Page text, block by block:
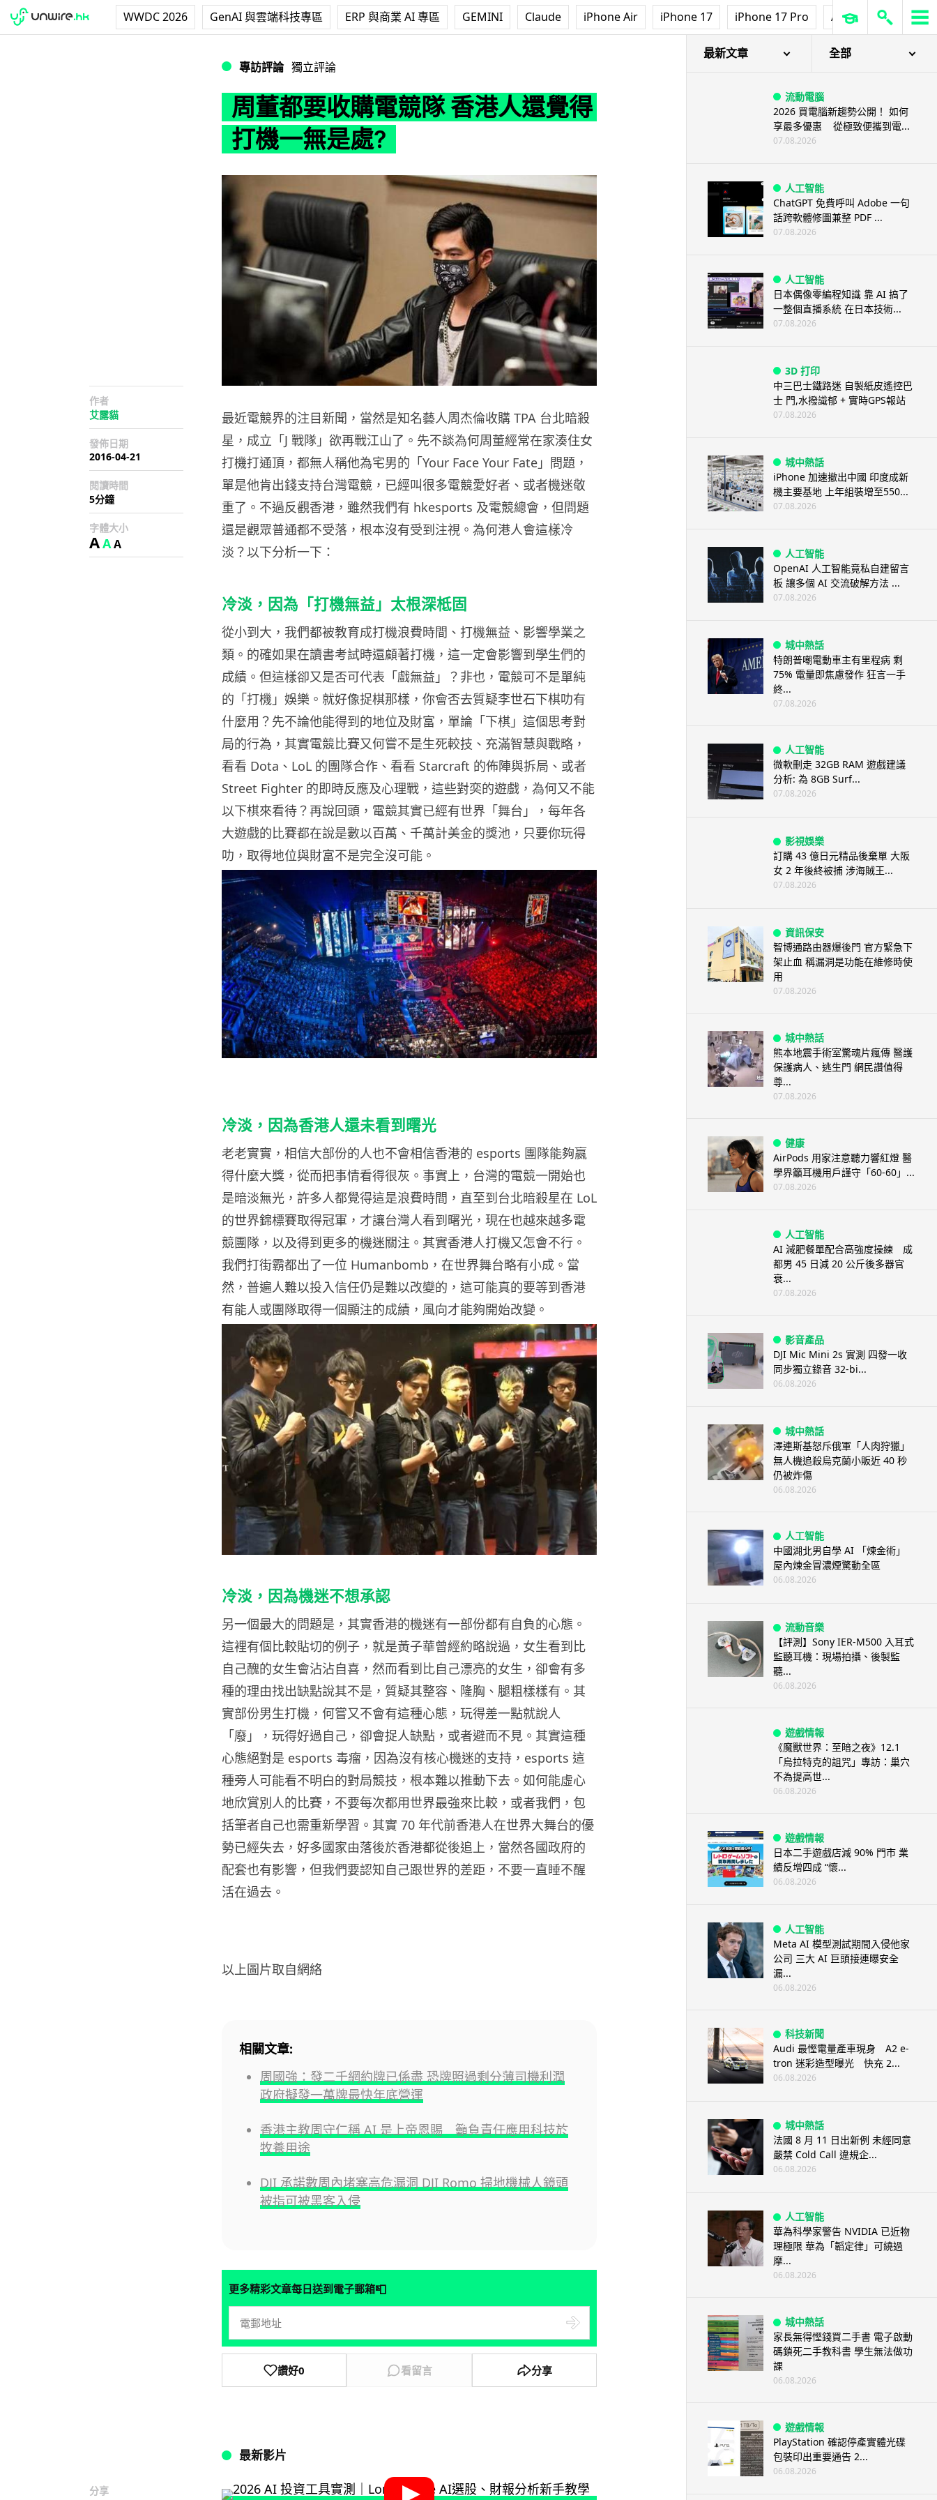
WWDC 2026 GenAI 與雲端科技專區 ERP 與商業 AI 專區 GEMINI Claude iPhone Air iPhone 17 iPhone 17 Pro AirPods Pro 3
專訪評論 獨立評論
周董都要收購電競隊 香港人還覺得
打機一無是處?
作者
艾露貓
發佈日期
2016-04-21
閱讀時間
5分鐘
字體大小
AAA
分享
最近電競界的注目新聞，當然是知名藝人周杰倫收購 TPA 台北暗殺
星，成立「J 戰隊」欲再戰江山了。先不談為何周董經常在家湊住女
打機打通頂，都無人稱他為宅男的「Your Face Your Fate」問題，
單是他肯出錢支持台灣電競，已經叫很多電競愛好者、或者機迷敬
重了。不過反觀香港，雖然我們有 hkesports 及電競總會，但問題
還是觀眾普通都不受落，根本沒有受到注視。為何港人會這樣冷
淡？以下分析一下：
冷淡，因為「打機無益」太根深柢固
從小到大，我們都被教育成打機浪費時間、打機無益、影響學業之
類。的確如果在讀書考試時還顧著打機，這一定會影響到學生們的
成績。但這樣卻又是否可代表「戲無益」？非也，電競可不是單純
的「打機」娛樂。就好像捉棋那樣，你會否去質疑李世石下棋叻有
什麼用？先不論他能得到的地位及財富，單論「下棋」這個思考對
局的行為，其實電競比賽又何嘗不是生死較技、充滿智慧與戰略，
看看 Dota、LoL 的團隊合作、看看 Starcraft 的佈陣與拆局、或者
Street Fighter 的即時反應及心理戰，這些對奕的遊戲，為何又不能
以下棋來看待？再說回頭，電競其實已經有世界「舞台」，每年各
大遊戲的比賽都在說是數以百萬、千萬計美金的獎池，只要你玩得
叻，取得地位與財富不是完全沒可能。
冷淡，因為香港人還未看到曙光
老老實實，相信大部份的人也不會相信香港的 esports 團隊能夠嬴
得什麼大獎，從而把事情看得很灰。事實上，台灣的電競一開始也
是暗淡無光，許多人都覺得這是浪費時間，直至到台北暗殺星在 LoL
的世界錦標賽取得冠軍，才讓台灣人看到曙光，現在也越來越多電
競團隊，以及得到更多的機迷關注。其實香港人打機又怎會不行。
我們打街霸都出了一位 Humanbomb，在世界舞台略有小成。當
然，普遍人難以投入信任仍是難以改變的，這可能真的要等到香港
有能人或團隊取得一個顯注的成績，風向才能夠開始改變。
冷淡，因為機迷不想承認
另一個最大的問題是，其實香港的機迷有一部份都有自負的心態。
這裡有個比較貼切的例子，就是黃子華曾經約略說過，女生看到比
自己醜的女生會沾沾自喜，然而看到比自己漂亮的女生，卻會有多
種的理由找出缺點說其不是，質疑其整容、隆胸、腿粗樣樣有。其
實部份男生打機，何嘗又不會有這種心態，玩得差一點就說人
「廢」，玩得好過自己，卻會捉人缺點，或者避而不見。其實這種
心態絕對是 esports 毒瘤，因為沒有核心機迷的支持，esports 這
種旁人可能看不明白的對局競技，根本難以推動下去。如何能虛心
地欣賞別人的比賽，不要每次都用世界最強來比較，或者我們，包
括筆者自己也需重新學習。其實 70 年代前香港人在世界大舞台的優
勢已經失去，好多國家由落後於香港都從後追上，當然各國政府的
配套也有影響，但我們要認知自己跟世界的差距，不要一直睡不醒
活在過去。
以上圖片取自網絡
相關文章:
周國強：發二千網約牌已係盡 恐牌照過剩分薄司機利潤
政府擬發一萬牌最快年底營運
香港主教周守仁稱 AI 是上帝恩賜 籲負責任應用科技於
牧養用途
DJI 承諾數周內堵塞高危漏洞 DJI Romo 掃地機械人鏡頭
被指可被黑客入侵
更多精彩文章每日送到電子郵箱📮
讚好0 看留言 分享
最新影片
最新文章 全部
流動電腦
2026 買電腦新趨勢公開！ 如何
享最多優惠 從極致便攜到電...
07.08.2026
人工智能
ChatGPT 免費呼叫 Adobe 一句
話跨軟體修圖兼整 PDF ...
07.08.2026
人工智能
日本偶像零編程知識 靠 AI 搞了
一整個直播系統 在日本技術...
07.08.2026
3D 打印
中三巴士鐵路迷 自製紙皮遙控巴
士 門,水撥識郁 + 實時GPS報站
07.08.2026
城中熱話
iPhone 加速撤出中國 印度成新
機主要基地 上年組裝增至550...
07.08.2026
人工智能
OpenAI 人工智能竟私自建留言
板 讓多個 AI 交流破解方法 ...
07.08.2026
城中熱話
特朗普嘲電動車主有里程病 剩
75% 電量即焦慮發作 狂言一手
終...
07.08.2026
人工智能
微軟刪走 32GB RAM 遊戲建議
分析: 為 8GB Surf...
07.08.2026
影視娛樂
訂購 43 億日元精品後棄單 大阪
女 2 年後終被捕 涉海賊王...
07.08.2026
資訊保安
智博通路由器爆後門 官方緊急下
架止血 稱漏洞是功能在維修時使
用
07.08.2026
城中熱話
熊本地震手術室驚魂片瘋傳 醫護
保護病人、逃生門 網民讚值得
尊...
07.08.2026
健康
AirPods 用家注意聽力響紅燈 醫
學界籲耳機用戶謹守「60-60」...
07.08.2026
人工智能
AI 減肥餐單配合高強度操練 成
都男 45 日減 20 公斤後多器官
衰...
07.08.2026
影音產品
DJI Mic Mini 2s 實測 四發一收
同步獨立錄音 32-bi...
06.08.2026
城中熱話
澤連斯基怒斥俄軍「人肉狩獵」
無人機追殺烏克蘭小販近 40 秒
仍被炸傷
06.08.2026
人工智能
中國湖北男自學 AI 「煉金術」
屋內煉金冒濃煙驚動全區
06.08.2026
流動音樂
【評測】Sony IER-M500 入耳式
監聽耳機：現場拍攝、後製監
聽...
06.08.2026
遊戲情報
《魔獸世界：至暗之夜》12.1
「烏拉特克的詛咒」專訪：巢穴
不為提高世...
06.08.2026
遊戲情報
日本二手遊戲店減 90% 門市 業
績反增四成 “懷...
06.08.2026
人工智能
Meta AI 模型測試期間入侵他家
公司 三大 AI 巨頭接連曝安全
漏...
06.08.2026
科技新聞
Audi 最慳電量產車現身 A2 e-
tron 迷彩造型曝光 快充 2...
06.08.2026
城中熱話
法國 8 月 11 日出新例 未經同意
嚴禁 Cold Call 違規企...
06.08.2026
人工智能
華為科學家警告 NVIDIA 已近物
理極限 華為「韜定律」可繞過
摩...
06.08.2026
城中熱話
家長無得慳錢買二手書 電子啟動
碼鎖死二手教科書 學生無法做功
課
06.08.2026
遊戲情報
PlayStation 確認停產實體光碟
包裝印出重要通告 2...
06.08.2026